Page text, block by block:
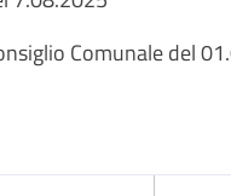
Comunale del